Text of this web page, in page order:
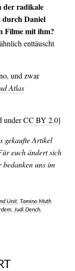
der radikale
durch Daniel
Filme mit ihm?
enttäuscht
und zwar
Atlas
underCC BY 2.0]
gekaufte Artikel
euch ändert sich
uns im
Unit, Tamino Muth
, Judi Dench,